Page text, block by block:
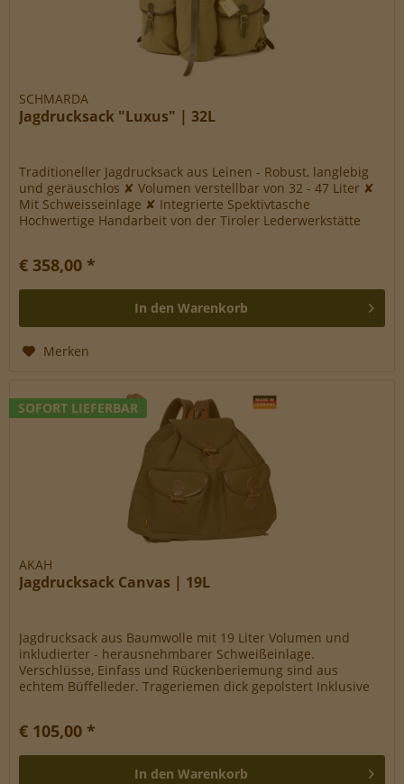
SCHMARDA
Jagdrucksack "Luxus" | 32L
Traditioneller Jagdrucksack aus Leinen - Robust, langlebig
und geräuschlos ✘ Volumen verstellbar von 32 - 47 Liter ✘
Mit Schweisseinlage ✘ Integrierte Spektivtasche
Hochwertige Handarbeit von der Tiroler Lederwerkstätte
€ 358,00 *
In den Warenkorb
Merken
SOFORT LIEFERBAR
AKAH
Jagdrucksack Canvas | 19L
Jagdrucksack aus Baumwolle mit 19 Liter Volumen und
inkludierter - herausnehmbarer Schweißeinlage.
Verschlüsse, Einfass und Rückenberiemung sind aus
echtem Büffelleder. Trageriemen dick gepolstert Inklusive
€ 105,00 *
In den Warenkorb